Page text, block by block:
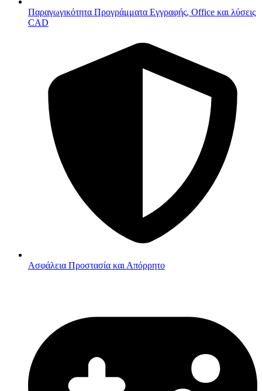
Παραγωγικότητα Προγράμματα Εγγραφής, Office και λύσεις
CAD
Ασφάλεια Προστασία και Απόρρητο